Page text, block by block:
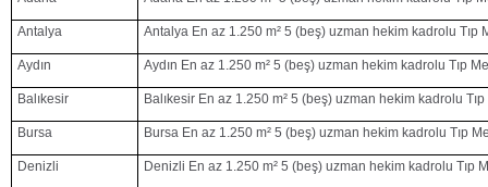
Antalya Antalya En az 1.250 m² 5 (beş) uzman hekim kadrolu Tıp
Aydın Aydın En az 1.250 m² 5 (beş) uzman hekim kadrolu Tıp
Balıkesir Balıkesir En az 1.250 m² 5 (beş) uzman hekim kadrolu
Bursa Bursa En az 1.250 m² 5 (beş) uzman hekim kadrolu Tıp
Denizli Denizli En az 1.250 m² 5 (beş) uzman hekim kadrolu Tıp